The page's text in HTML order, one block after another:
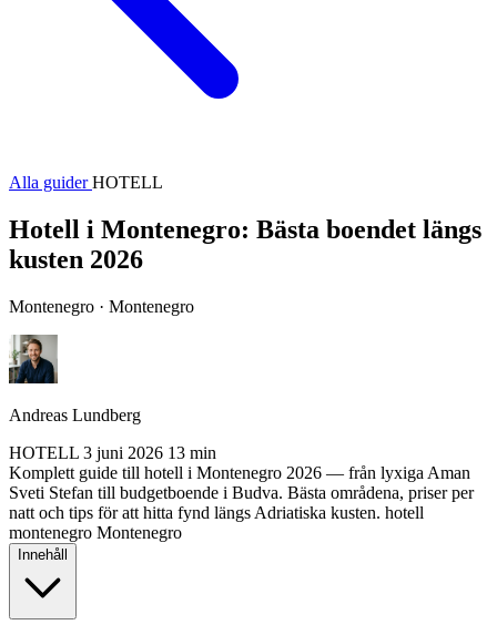
Alla guiderHOTELL
Hotell i Montenegro: Bästa boendet längs
kusten 2026
Montenegro · Montenegro
Andreas Lundberg
HOTELL 3 juni 2026 13 min
Komplett guide till hotell i Montenegro 2026 — från lyxiga Aman
Sveti Stefan till budgetboende i Budva. Bästa områdena, priser per
natt och tips för att hitta fynd längs Adriatiska kusten. hotell
montenegro Montenegro
Innehåll